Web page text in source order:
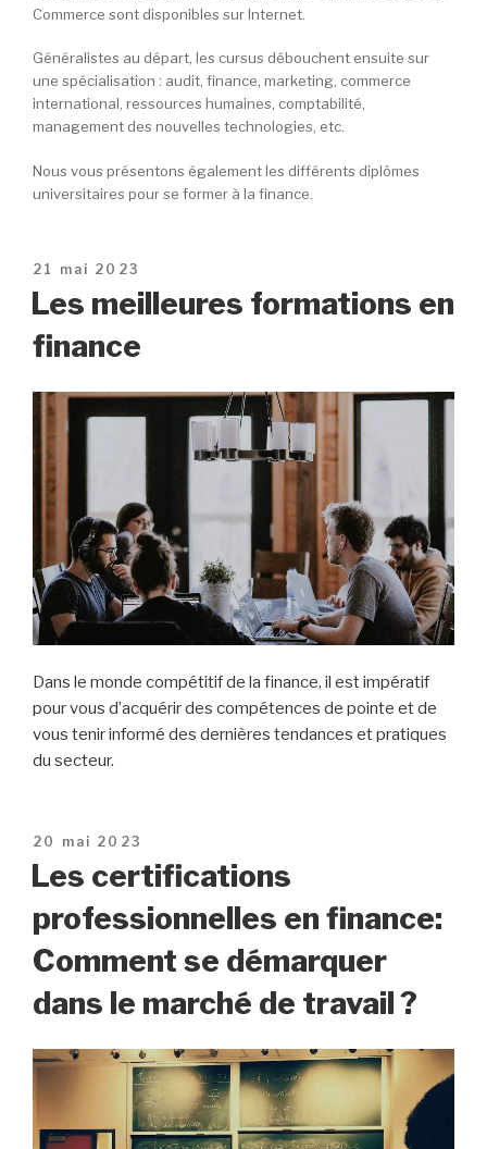
Commerce sont disponibles sur Internet.
Généralistes au départ, les cursus débouchent ensuite sur
une spécialisation : audit, finance, marketing, commerce
international, ressources humaines, comptabilité,
management des nouvelles technologies, etc.
Nous vous présentons également les différents diplômes
universitaires pour se former à la finance.
Publié
le
21 mai 2023
Les meilleures formations en
finance
Dans le monde compétitif de la finance, il est impératif
pour vous d’acquérir des compétences de pointe et de
vous tenir informé des dernières tendances et pratiques
du secteur.
Publié
le
20 mai 2023
Les certifications
professionnelles en finance:
Comment se démarquer
dans le marché de travail ?